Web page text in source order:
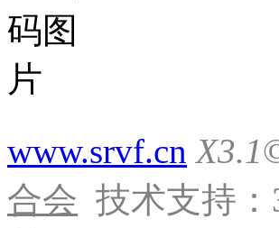
www.srvf.cn X3.1
合会 技术支持：